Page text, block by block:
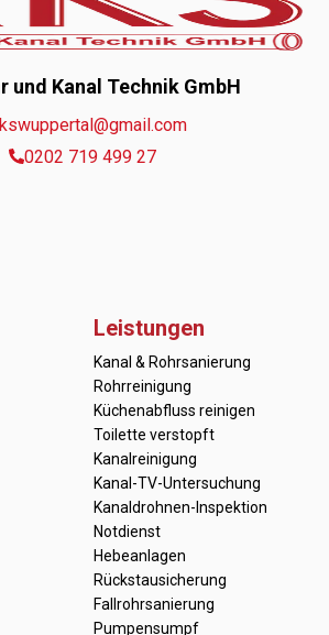
und Kanal Technik GmbH
0202 719 499 27
Leistungen
Kanal & Rohrsanierung
Rohrreinigung
Küchenabfluss reinigen
Toilette verstopft
Kanalreinigung
Kanal-TV-Untersuchung
Kanaldrohnen-Inspektion
Notdienst
Hebeanlagen
Rückstausicherung
Fallrohrsanierung
Pumpensumpf